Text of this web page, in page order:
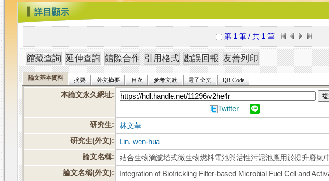
值
系
統
::: 詳目顯示
第 1 筆 / 共 1 筆
論文基本資料 摘要 外文摘要 目次 參考文獻 電子全文 QR Code
本論文永久網址:
Twitter
研究生:
林文華
研究生(外文):
Lin, wen-hua
論文名稱:
結合生物滴濾塔式微生物燃料電池與活性污泥池應用於提升廢氣
論文名稱(外文):
Integration of Biotrickling Filter-based Microbial Fuel Cell and